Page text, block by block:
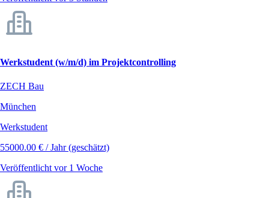
Werkstudent (w/m/d) im Projektcontrolling
ZECH Bau
München
Werkstudent
55000.00 € / Jahr (geschätzt)
Veröffentlicht vor 1 Woche